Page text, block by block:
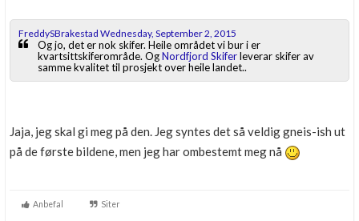
FreddySBrakestad Wednesday, September 2, 2015
Og jo, det er nok skifer. Heile området vi bur i er
kvartsittskiferområde. OgNordfjord Skiferleverar skifer av
samme kvalitet til prosjekt over heile landet..
Jaja, jeg skal gi meg på den. Jeg syntes det så veldig gneis-ish ut
på de første bildene, men jeg har ombestemt meg nå
Anbefal Siter